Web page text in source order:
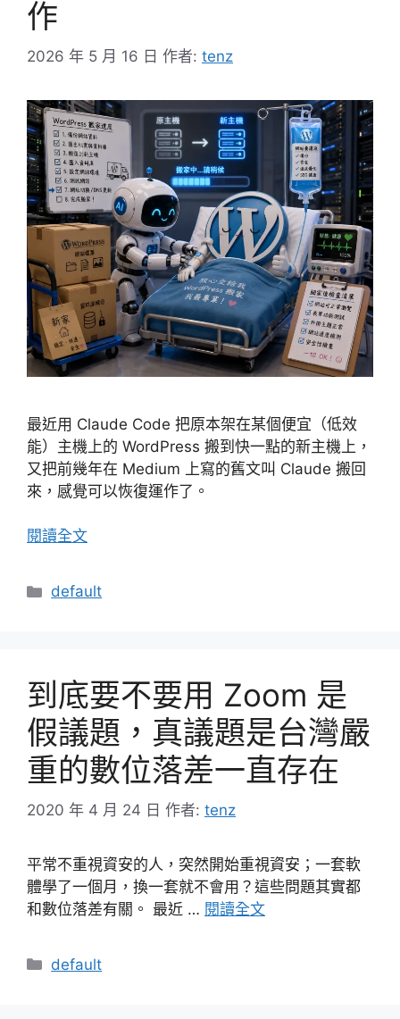
作
2026 年 5 月 16 日 作者: tenz
最近用 Claude Code 把原本架在某個便宜（低效
能）主機上的 WordPress 搬到快一點的新主機上，
又把前幾年在 Medium 上寫的舊文叫 Claude 搬回
來，感覺可以恢復運作了。
閱讀全文
分
default
到底要不要用 Zoom 是
假議題，真議題是台灣嚴
重的數位落差一直存在
2020 年 4 月 24 日 作者: tenz
平常不重視資安的人，突然開始重視資安；一套軟
體學了一個月，換一套就不會用？這些問題其實都
和數位落差有關。 最近 … 閱讀全文
分
default